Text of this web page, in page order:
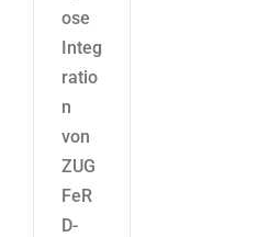
ose
Integ
ratio
n
von
ZUG
FeR
D-